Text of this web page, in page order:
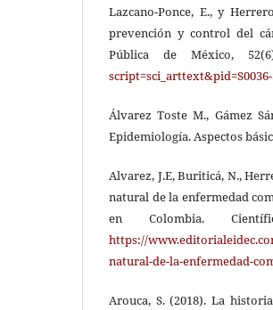
Lazcano-Ponce, E., y
prevención y control del
Pública de México,
Álvarez Toste M., Gámez
Epidemiología. Aspectos
Alvarez, J.E, Buriticá, N.,
natural de la enfermedad
en Colombia.
https://
natural-de-la-enfermedad-
Arouca, S. (2018). La